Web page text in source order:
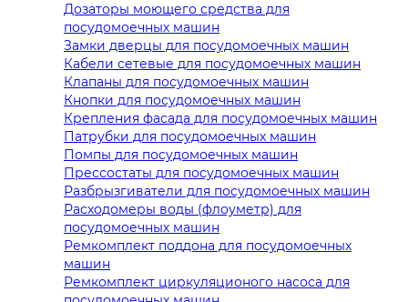
Дозаторы моющего средства для
посудомоечных машин
Замки дверцы для посудомоечных машин
Кабели сетевые для посудомоечных машин
Клапаны для посудомоечных машин
Кнопки для посудомоечных машин
Крепления фасада для посудомоечных машин
Патрубки для посудомоечных машин
Помпы для посудомоечных машин
Прессостаты для посудомоечных машин
Разбрызгиватели для посудомоечных машин
Расходомеры воды (флоуметр) для
посудомоечных машин
Ремкомплект поддона для посудомоечных
машин
Ремкомплект циркуляционого насоса для